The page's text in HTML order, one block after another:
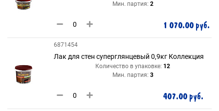
Мин. партия: 2
1 070.00 руб.
6871454
Лак для стен суперглянцевый 0,9кг Коллекция
Количество в упаковке: 12
Мин. партия: 3
407.00 руб.